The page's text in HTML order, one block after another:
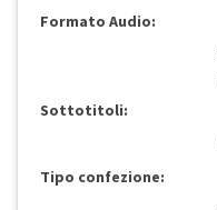
Formato Audio:
Sottotitoli:
Tipo confezione: